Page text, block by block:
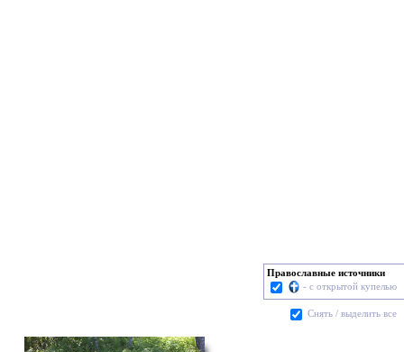
Православные источники
- с открытой купелью
Cнять / выделить все